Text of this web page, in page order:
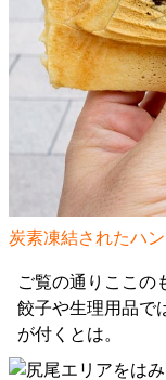
炭素凍結されたハ
ご覧の通りここの
餃子や生理用品で
が付くとは。